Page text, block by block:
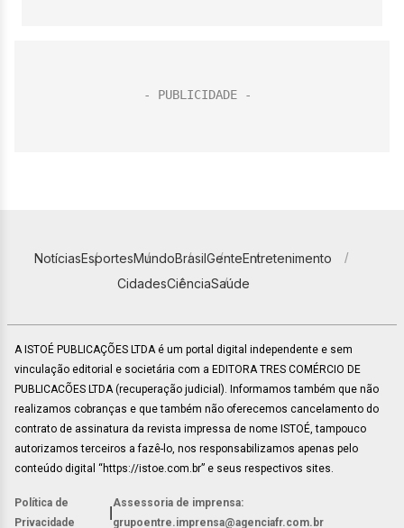
NotíciasEsportesMundoBrasilGenteEntretenimento
CidadesCiênciaSaúde
A ISTOÉ PUBLICAÇÕES LTDA é um portal digital independente e sem
vinculação editorial e societária com a EDITORA TRES COMÉRCIO DE
PUBLICACÕES LTDA (recuperação judicial). Informamos também que não
realizamos cobranças e que também não oferecemos cancelamento do
contrato de assinatura da revista impressa de nome ISTOÉ, tampouco
autorizamos terceiros a fazê-lo, nos responsabilizamos apenas pelo
conteúdo digital “https://istoe.com.br” e seus respectivos sites.
Política de
Privacidade
Assessoria de imprensa:
grupoentre.imprensa@agenciafr.com.br